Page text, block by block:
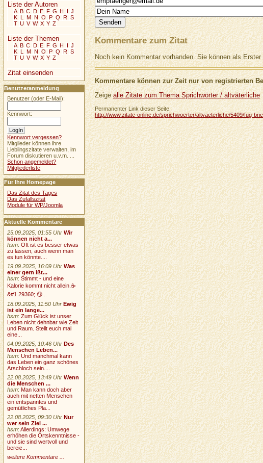
Kommentare zum Zitat
Noch kein Kommentar vorhanden. Sie können als
Kommentare können zur Zeit nur von registrierten
Zeigealle Zitate zum Thema Sprichwörter / altväterliche
Permanenter Link dieser Seite:
http://www.zitate-online.de/sprichwoerter/altvaeterliche/5409/fug-
Liste der Autoren
A B C D E F G H I J
K L M N O P Q R S
T U V W X Y Z
Liste der Themen
A B C D E F G H I J
K L M N O P Q R S
T U V W X Y Z
Zitat einsenden
Benutzeranmeldung
Benutzer (oder E-Mail):
Kennwort:
Kennwort vergessen?
Mitglieder können ihre
Lieblingszitate verwalten, im
Forum diskutieren u.v.m. ...
Schon angemeldet?
Mitgliederliste
Für Ihre Homepage
Das Zitat des Tages
Das Zufallszitat
Module für WP/Joomla
Aktuelle Kommentare
25.09.2025, 01:55 Uhr Wir
können nicht a...
hsm:Oft ist es besser etwas
zu lassen, auch wenn man
es tun könnte....
19.09.2025, 16:09 Uhr Was
einer gern ißt...
hsm:Stimmt - und eine
Kalorie kommt nicht allein.☕
&#1 29360; 🙃...
18.09.2025, 11:50 Uhr Ewig
ist ein lange...
hsm:Zum Glück ist unser
Leben nicht dehnbar wie Zeit
und Raum. Stellt euch mal
eine...
04.09.2025, 10:46 Uhr Des
Menschen Leben...
hsm:Und manchmal kann
das Leben ein ganz schönes
Arschloch sein....
22.08.2025, 13:49 Uhr Wenn
die Menschen ...
hsm:Man kann doch aber
auch mit netten Menschen
ein entspanntes und
gemütliches Pla...
22.08.2025, 09:30 Uhr Nur
wer sein Ziel ...
hsm:Allerdings: Umwege
erhöhen die Ortskenntnisse -
und sie sind wertvoll und
bereic...
weitere Kommentare ...